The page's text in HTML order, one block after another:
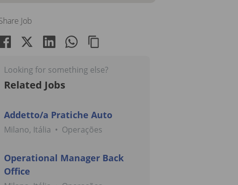
Job
Looking for something else?
Related Jobs
Addetto/a Pratiche Auto
Milano, Itália • Operações
Operational Manager Back
Office